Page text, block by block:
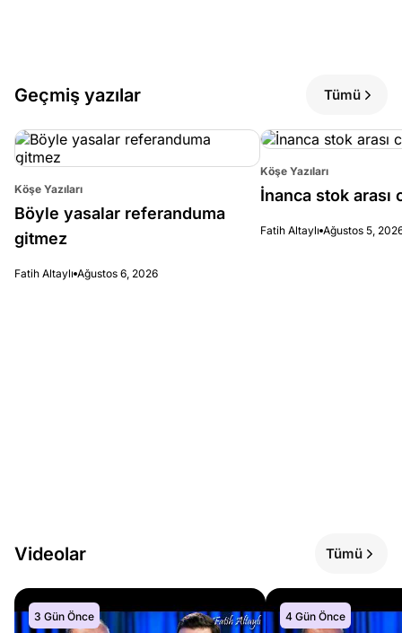
Geçmiş yazılar Tümü
Köşe Yazıları
Böyle yasalar referanduma
gitmez
Fatih Altaylı Ağustos 6, 2026
Köşe Yazıları
İnanca stok arası
Fatih Altaylı Ağustos 5,
Videolar Tümü
3 Gün Önce 4 Gün Önce